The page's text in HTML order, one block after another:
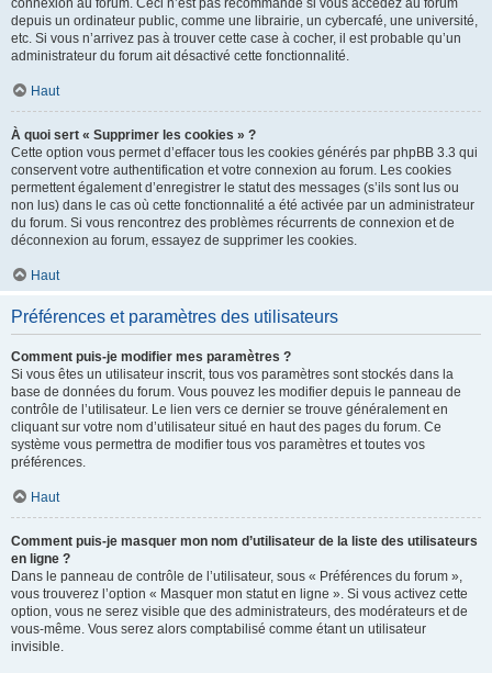
connexion au forum. Ceci n’est pas recommandé si vous accédez au forum
depuis un ordinateur public, comme une librairie, un cybercafé, une université,
etc. Si vous n’arrivez pas à trouver cette case à cocher, il est probable qu’un
administrateur du forum ait désactivé cette fonctionnalité.
Haut
À quoi sert « Supprimer les cookies » ?
Cette option vous permet d’effacer tous les cookies générés par phpBB 3.3 qui
conservent votre authentification et votre connexion au forum. Les cookies
permettent également d’enregistrer le statut des messages (s’ils sont lus ou
non lus) dans le cas où cette fonctionnalité a été activée par un administrateur
du forum. Si vous rencontrez des problèmes récurrents de connexion et de
déconnexion au forum, essayez de supprimer les cookies.
Haut
Préférences et paramètres des utilisateurs
Comment puis-je modifier mes paramètres ?
Si vous êtes un utilisateur inscrit, tous vos paramètres sont stockés dans la
base de données du forum. Vous pouvez les modifier depuis le panneau de
contrôle de l’utilisateur. Le lien vers ce dernier se trouve généralement en
cliquant sur votre nom d’utilisateur situé en haut des pages du forum. Ce
système vous permettra de modifier tous vos paramètres et toutes vos
préférences.
Haut
Comment puis-je masquer mon nom d’utilisateur de la liste des utilisateurs
en ligne ?
Dans le panneau de contrôle de l’utilisateur, sous « Préférences du forum »,
vous trouverez l’option « Masquer mon statut en ligne ». Si vous activez cette
option, vous ne serez visible que des administrateurs, des modérateurs et de
vous-même. Vous serez alors comptabilisé comme étant un utilisateur
invisible.